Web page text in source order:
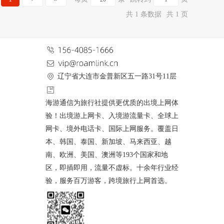
共 1 条数据
共 1 页
辽宁省大连市金普新区五一路31号11层
海游通信为旅行社提供更优质的出境上网体
验！出境游上网卡、入境游流量卡、全球上
网卡、境外电话卡、国际上网服务。覆盖日
本、韩国、泰国、新加坡、马来西亚、越
南、欧洲、美国、澳洲等193个国家和地
区，即插即用，流量不虚标。十余年行业经
验，服务百万游客，跨境旅行上网首选。